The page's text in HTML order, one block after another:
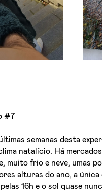
#7
semanas desta
natalício. Há
muito frio e neve, umas
alturas do ano, a
16h e o sol quase